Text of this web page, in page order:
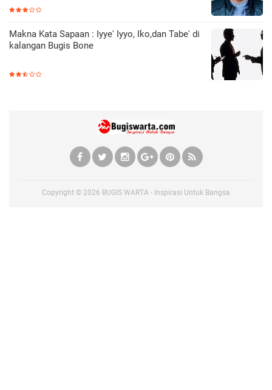
Makna Kata Sapaan : Iyye' Iyyo, Iko,dan Tabe' di
kalangan Bugis Bone
Copyright © 2026 BUGIS WARTA - Inspirasi Untuk Bangsa